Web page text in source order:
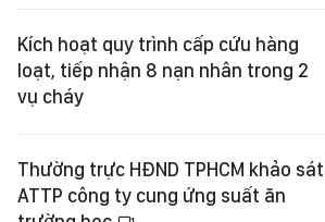
Kích hoạt quy trình cấp cứu hàng
loạt, tiếp nhận 8 nạn nhân trong 2
vụ cháy
Thường trực HĐND TPHCM khảo sát
ATTP công ty cung ứng suất ăn